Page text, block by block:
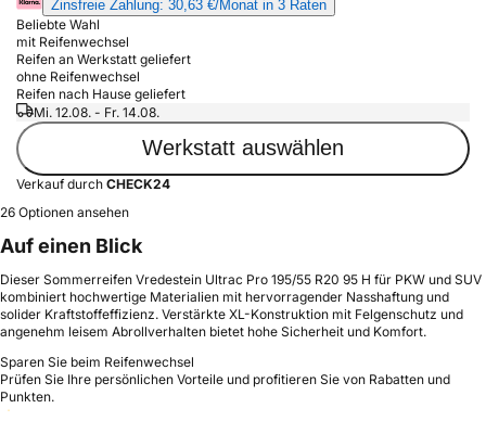
Zinsfreie Zahlung: 30,63 €/Monat in 3 Raten
Beliebte Wahl
mit Reifenwechsel
Reifen an Werkstatt geliefert
ohne Reifenwechsel
Reifen nach Hause geliefert
Mi. 12.08. - Fr. 14.08.
Werkstatt auswählen
Verkauf durch CHECK24
26 Optionen ansehen
Auf einen Blick
Dieser Sommerreifen Vredestein Ultrac Pro 195/55 R20 95 H für PKW und SUV
kombiniert hochwertige Materialien mit hervorragender Nasshaftung und
solider Kraftstoffeffizienz. Verstärkte XL-Konstruktion mit Felgenschutz und
angenehm leisem Abrollverhalten bietet hohe Sicherheit und Komfort.
Sparen Sie beim Reifenwechsel
Prüfen Sie Ihre persönlichen Vorteile und profitieren Sie von Rabatten und
Punkten.